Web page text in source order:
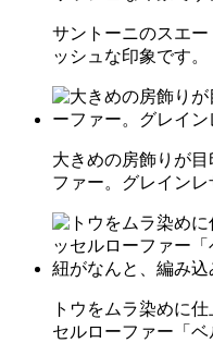
サントーニのスエ
ッシュな印象です。
大きめの房飾りが
ファー。グレインレ
トウをムラ染めに
セルローファー「